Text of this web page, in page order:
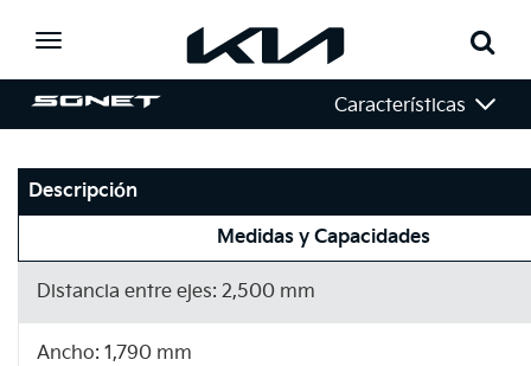
Toggle
Características
Descripción
Medidas y Capacidades
Distancia entre ejes: 2,500 mm
Ancho: 1,790 mm